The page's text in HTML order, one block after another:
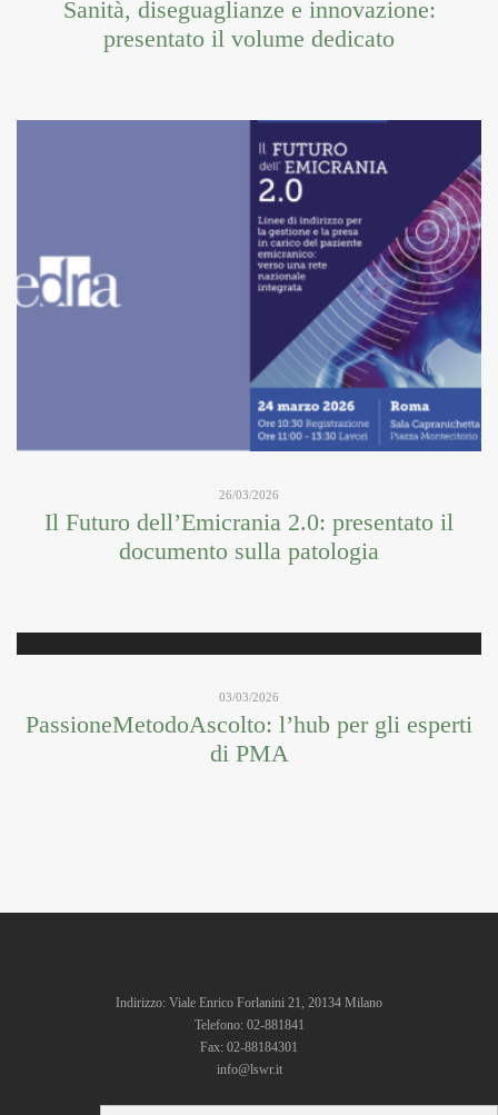
Sanità, diseguaglianze e innovazione:
presentato il volume dedicato
26/03/2026
Il Futuro dell’Emicrania 2.0: presentato il
documento sulla patologia
03/03/2026
PassioneMetodoAscolto: l’hub per gli esperti
di PMA
Indirizzo: Viale Enrico Forlanini 21, 20134 Milano
Telefono: 02-881841
Fax: 02-88184301
info@lswr.it